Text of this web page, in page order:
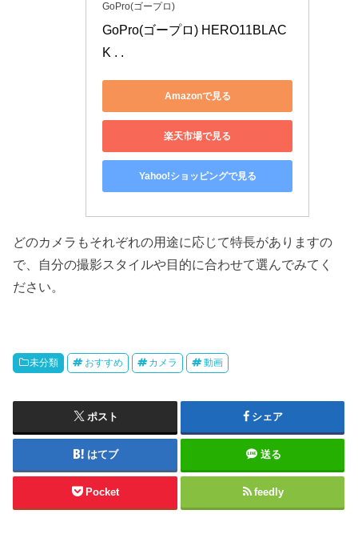
GoPro(ゴープロ)
GoPro(ゴープロ) HERO11BLAC
K . .
Amazonで見る
楽天市場で見る
Yahoo!ショッピングで見る
どのカメラもそれぞれの用途に応じて特長がありますの
で、自分の撮影スタイルや目的に合わせて選んでみてく
ださい。
未分類 おすすめ カメラ 動画
ポスト シェア
はてブ 送る
Pocket feedly